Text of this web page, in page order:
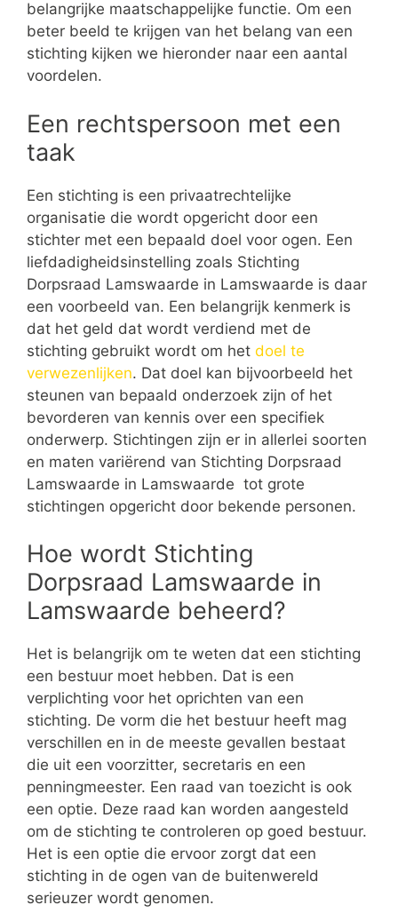
belangrijke maatschappelijke functie. Om een
beter beeld te krijgen van het belang van een
stichting kijken we hieronder naar een aantal
voordelen.
Een rechtspersoon met een
taak
Een stichting is een privaatrechtelijke
organisatie die wordt opgericht door een
stichter met een bepaald doel voor ogen. Een
liefdadigheidsinstelling zoals Stichting
Dorpsraad Lamswaarde in Lamswaarde is daar
een voorbeeld van. Een belangrijk kenmerk is
dat het geld dat wordt verdiend met de
stichting gebruikt wordt om het doel te
verwezenlijken. Dat doel kan bijvoorbeeld het
steunen van bepaald onderzoek zijn of het
bevorderen van kennis over een specifiek
onderwerp. Stichtingen zijn er in allerlei soorten
en maten variërend van Stichting Dorpsraad
Lamswaarde in Lamswaarde tot grote
stichtingen opgericht door bekende personen.
Hoe wordt Stichting
Dorpsraad Lamswaarde in
Lamswaarde beheerd?
Het is belangrijk om te weten dat een stichting
een bestuur moet hebben. Dat is een
verplichting voor het oprichten van een
stichting. De vorm die het bestuur heeft mag
verschillen en in de meeste gevallen bestaat
die uit een voorzitter, secretaris en een
penningmeester. Een raad van toezicht is ook
een optie. Deze raad kan worden aangesteld
om de stichting te controleren op goed bestuur.
Het is een optie die ervoor zorgt dat een
stichting in de ogen van de buitenwereld
serieuzer wordt genomen.